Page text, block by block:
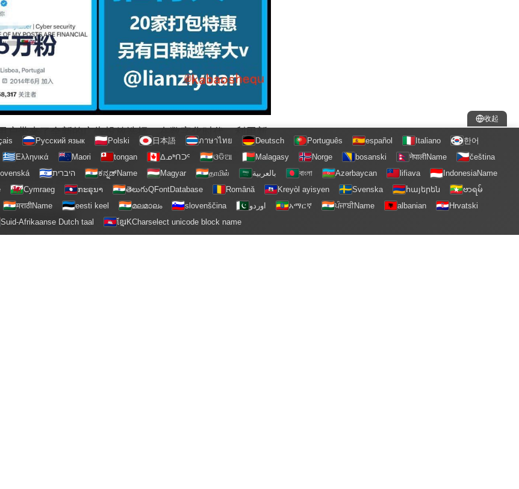
的出现正是顺应了这一趋势。相信随着时间的推移， 咖
活动注入新的活力和动力。
收起
Русский язык Polski 日本語 ภาษาไทย Deutsch Português español Italiano
한어
Ελληνικά Maori tongan ᐃᓄᒃᑎᑐᑦ ଓଡିଆ Malagasy Norge bosanski नेपालीName
čeština
היברית ಕನ್ನಡ್Name Magyar தாமில் بالعربية বাংলা Azərbaycan lifiava
IndonesiaName
Cymraeg ກະຣຸນາ తెలుగుQFontDatabase Română Kreyòl ayisyen Svenska հայերեն
ဗာရမ်
मराठीName eesti keel മലമാലം slovenščina اوردو አማርኛ ਪੰਜਾਬੀName albanian
Hrvatski
Suid-Afrikaanse Dutch taal
ខ្មែរKCharselect unicode block name